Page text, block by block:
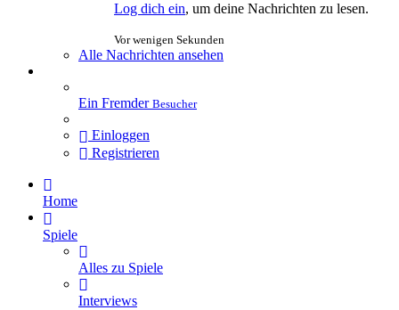
Log dich ein, um deine Nachrichten zu lesen.
Vor wenigen Sekunden
Alle Nachrichten ansehen
Ein Fremder Besucher
Einloggen
Registrieren
Home
Spiele
Alles zu Spiele
Interviews